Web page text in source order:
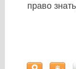
право